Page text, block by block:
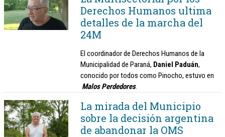
Derechos Humanos ultima
detalles de la marcha del
24M
El coordinador de Derechos Humanos de la
Municipalidad de Paraná, Daniel Paduán,
conocido por todos como Pinocho, estuvo en
Malos Perdedores.
La mirada del Municipio
sobre la decisión argentina
de abandonar la OMS